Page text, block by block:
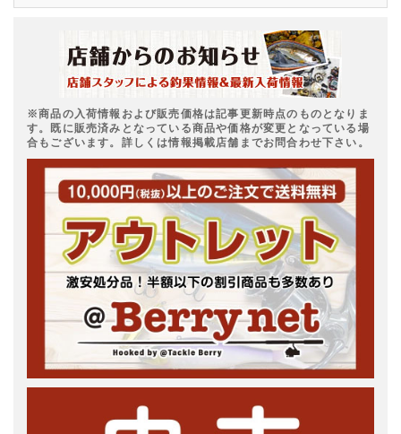
※商品の入荷情報および販売価格は記事更新時点のものとなりま
す。既に販売済みとなっている商品や価格が変更となっている場
合もございます。詳しくは情報掲載店舗までお問合わせ下さい。